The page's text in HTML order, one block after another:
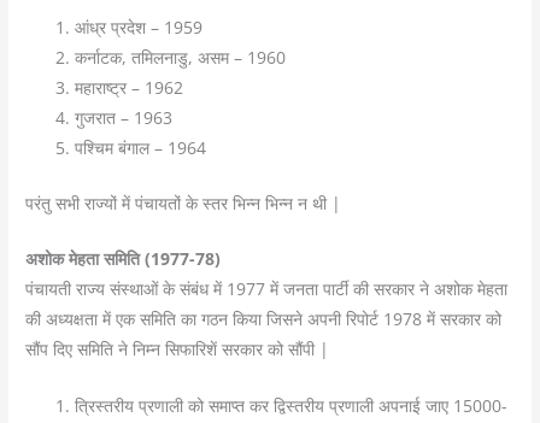
आंध्र प्रदेश – 1959
कर्नाटक, तमिलनाडु, असम – 1960
महाराष्ट्र – 1962
गुजरात – 1963
पश्चिम बंगाल – 1964
परंतु सभी राज्यों में पंचायतों के स्तर भिन्न भिन्न न थी |
अशोक मेहता समिति (1977-78)
पंचायती राज्य संस्थाओं के संबंध में 1977 में जनता पार्टी की सरकार ने अशोक मेहता
की अध्यक्षता में एक समिति का गठन किया जिसने अपनी रिपोर्ट 1978 में सरकार को
सौंप दिए समिति ने निम्न सिफारिशें सरकार को सौंपी |
त्रिस्तरीय प्रणाली को समाप्त कर द्विस्तरीय प्रणाली अपनाई जाए 15000-